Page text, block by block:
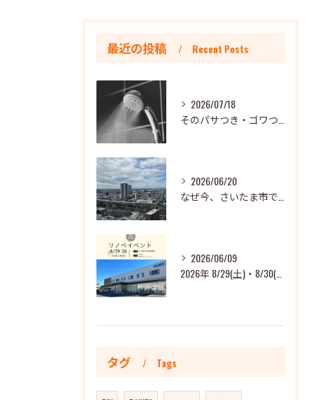
最近の投稿 Recent Posts
2026/07/18
2026/06/20
2026/06/09
タグ Tags